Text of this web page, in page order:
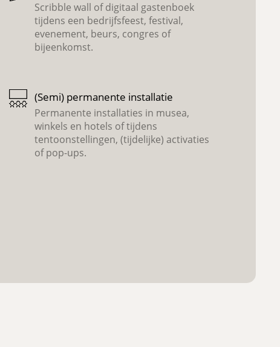
Scribble wall of digitaal gastenboek
tijdens een bedrijfsfeest, festival,
evenement, beurs, congres of
bijeenkomst.
(Semi) permanente installatie
Permanente installaties in musea,
winkels en hotels of tijdens
tentoonstellingen, (tijdelijke) activaties
of pop-ups.